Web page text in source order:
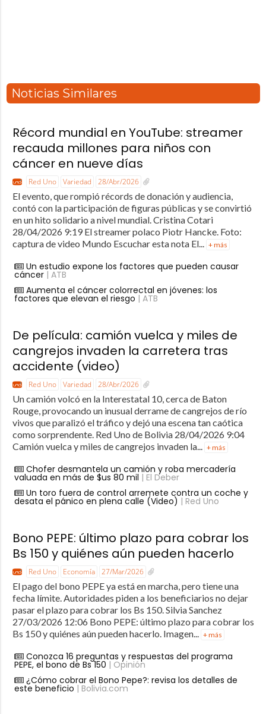
Noticias Similares
Récord mundial en YouTube: streamer
recauda millones para niños con
cáncer en nueve días
Red Uno Variedad 28/Abr/2026
El evento, que rompió récords de donación y audiencia,
contó con la participación de figuras públicas y se convirtió
en un hito solidario a nivel mundial. Cristina Cotari
28/04/2026 9:19 El streamer polaco Piotr Hancke. Foto:
captura de video Mundo Escuchar esta nota El... + más
Un estudio expone los factores que pueden causar
cáncer| ATB
Aumenta el cáncer colorrectal en jóvenes: los
factores que elevan el riesgo | ATB
De película: camión vuelca y miles de
cangrejos invaden la carretera tras
accidente (video)
Red Uno Variedad 28/Abr/2026
Un camión volcó en la Interestatal 10, cerca de Baton
Rouge, provocando un inusual derrame de cangrejos de río
vivos que paralizó el tráfico y dejó una escena tan caótica
como sorprendente. Red Uno de Bolivia 28/04/2026 9:04
Camión vuelca y miles de cangrejos invaden la...
+ más
Chofer desmantela un camión y roba mercadería
valuada en más de $us 80 mil | El Deber
Un toro fuera de control arremete contra un coche y
desata el pánico en plena calle (Video) | Red Uno
Bono PEPE: último plazo para cobrar los
Bs 150 y quiénes aún pueden hacerlo
Red Uno Economía 27/Mar/2026
El pago del bono PEPE ya está en marcha, pero tiene una
fecha límite. Autoridades piden a los beneficiarios no dejar
pasar el plazo para cobrar los Bs 150. Silvia Sanchez
27/03/2026 12:06 Bono PEPE: último plazo para cobrar los
Bs 150 y quiénes aún pueden hacerlo. Imagen...
+ más
Conozca 16 preguntas y respuestas del programa
PEPE, el bono de Bs 150 | Opinión
¿Cómo cobrar el Bono Pepe?: revisa los detalles de
este beneficio | Bolivia.com